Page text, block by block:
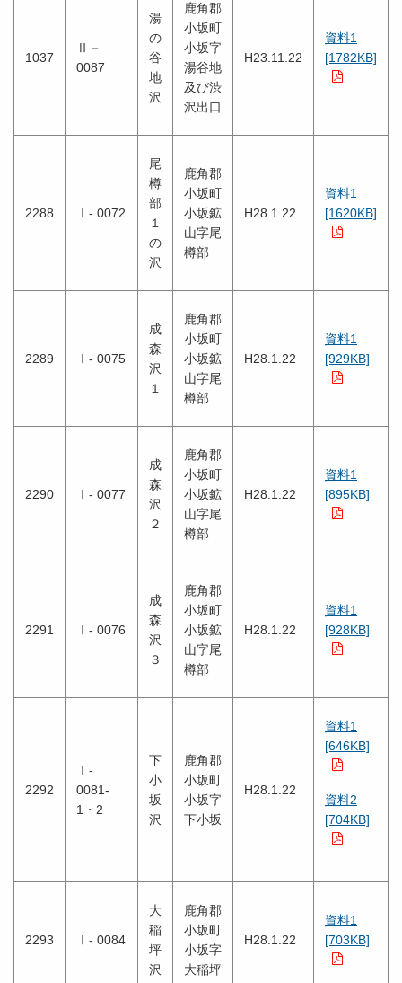
1037
Ⅱ－
0087
湯
の
谷
地
沢
鹿角郡
小坂町
小坂字
湯谷地
及び渋
沢出口
H23.11.22
資料1
[1782KB]
2288 Ⅰ- 0072
尾
樽
部
１
の
沢
鹿角郡
小坂町
小坂鉱
山字尾
樽部
H28.1.22
資料1
[1620KB]
2289 Ⅰ- 0075
成
森
沢
１
鹿角郡
小坂町
小坂鉱
山字尾
樽部
H28.1.22
資料1
[929KB]
2290 Ⅰ- 0077
成
森
沢
２
鹿角郡
小坂町
小坂鉱
山字尾
樽部
H28.1.22
資料1
[895KB]
2291 Ⅰ- 0076
成
森
沢
３
鹿角郡
小坂町
小坂鉱
山字尾
樽部
H28.1.22
資料1
[928KB]
2292
Ⅰ-
0081-
1・2
下
小
坂
沢
鹿角郡
小坂町
小坂字
下小坂
H28.1.22
資料1
[646KB]
資料2
[704KB]
2293 Ⅰ- 0084
大
稲
坪
沢
鹿角郡
小坂町
小坂字
大稲坪
H28.1.22
資料1
[703KB]